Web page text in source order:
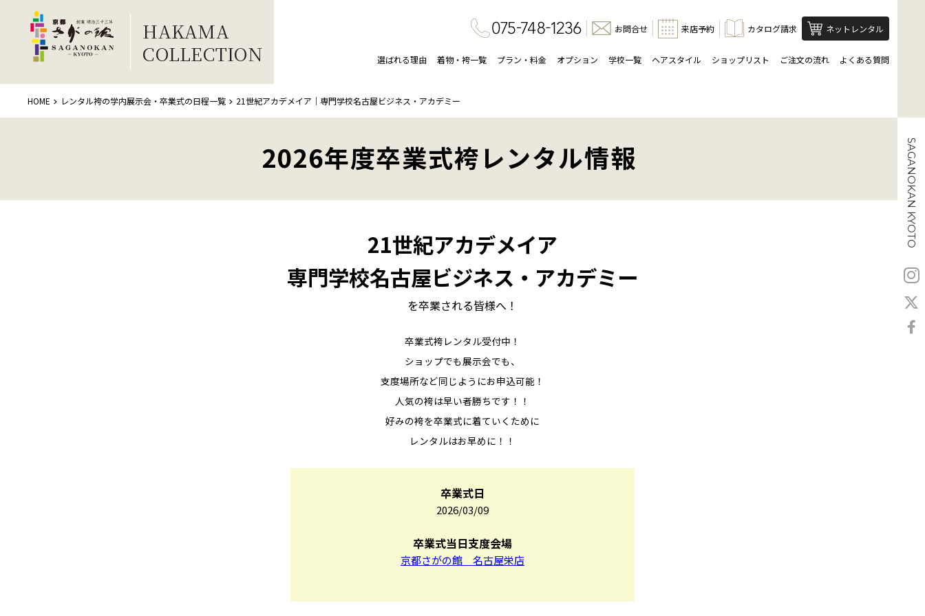
HAKAMA
COLLECTION
お問合せ 来店予約 カタログ請求 ネットレンタル
選ばれる理由 着物・袴一覧 プラン・料金 オプション 学校一覧 ヘアスタイル ショップリスト ご注文の流れ よくある質問
HOME レンタル袴の学内展示会・卒業式の日程一覧 21世紀アカデメイア｜専門学校名古屋ビジネス・アカデミー
2026年度卒業式袴レンタル情報
21世紀アカデメイア
専門学校名古屋ビジネス・アカデミー
を卒業される皆様へ！
卒業式袴レンタル受付中！
ショップでも展示会でも、
支度場所など同じようにお申込可能！
人気の袴は早い者勝ちです！！
好みの袴を卒業式に着ていくために
レンタルはお早めに！！
卒業式日
2026/03/09
卒業式当日支度会場
京都さがの館 名古屋栄店
SAGANOKAN KYOTO